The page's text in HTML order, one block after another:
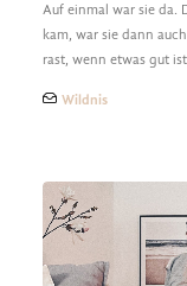
Auf einmal war sie da.
kam, war sie dann
rast, wenn etwas gut
Wildnis